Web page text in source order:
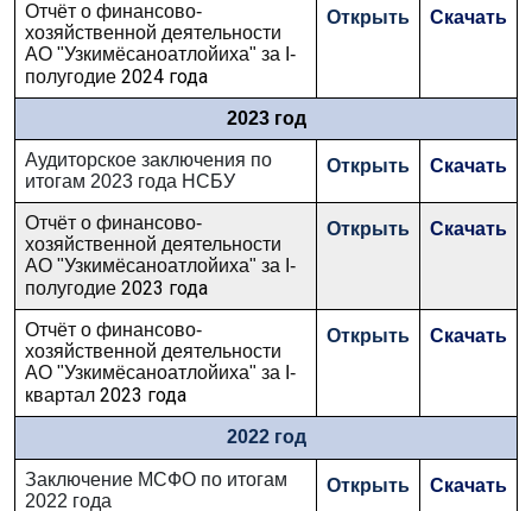
Отчёт о финансово-
хозяйственной деятельности
АО "Узкимёсаноатлойиха" за I-
полугодие 2024 года
Открыть Скачать
2023 год
Аудиторское заключения по
итогам 2023 года НСБУ
Открыть Скачать
Отчёт о финансово-
хозяйственной деятельности
АО "Узкимёсаноатлойиха" за I-
полугодие 2023 года
Открыть Скачать
Отчёт о финансово-
хозяйственной деятельности
АО "Узкимёсаноатлойиха" за I-
квартал 2023 года
Открыть Скачать
2022 год
Заключение МСФО по итогам
2022 года
Открыть Скачать